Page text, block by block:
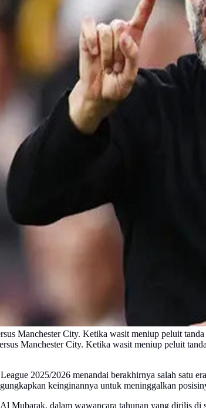
Manchester City. Ketika wasit meniup peluit
Manchester City. Ketika wasit meniup peluit
2025/2026 menandai berakhirnya salah satu
keinginannya untuk meninggalkan
Mubarak, dalam wawancara tahunan yang dirilis di